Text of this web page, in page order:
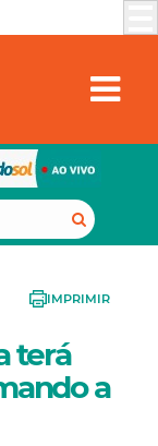
IMPRIMIR
terá
a